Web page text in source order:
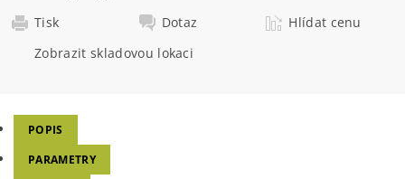
Tisk
Dotaz
Hlídat cenu
Zobrazit skladovou lokaci
POPIS
PARAMETRY